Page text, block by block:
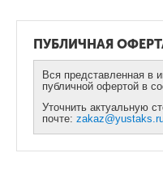
ПУБЛИЧНАЯ
Вся представленная в
публичной офертой в
Уточнить актуальную
почте: